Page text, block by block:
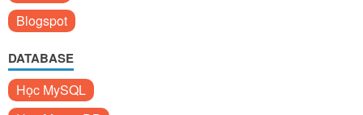
Blogspot
DATABASE
Học MySQL